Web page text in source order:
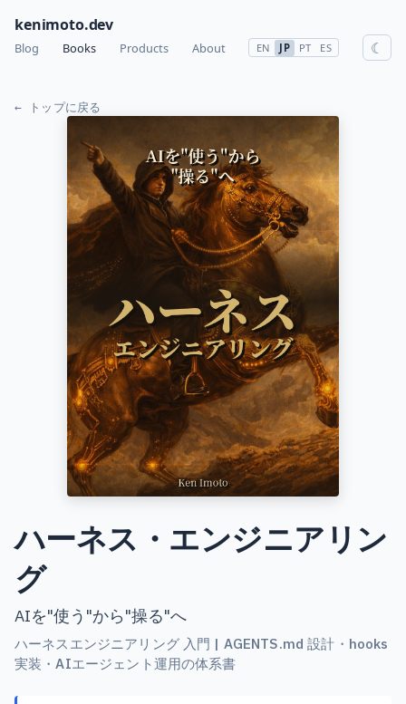
kenimoto.dev
Blog Books Products About EN JP PT ES ☾
← トップに戻る
ハーネス・エンジニアリン
グ
AIを"使う"から"操る"へ
ハーネスエンジニアリング 入門 | AGENTS.md 設計・hooks
実装・AIエージェント運用の体系書